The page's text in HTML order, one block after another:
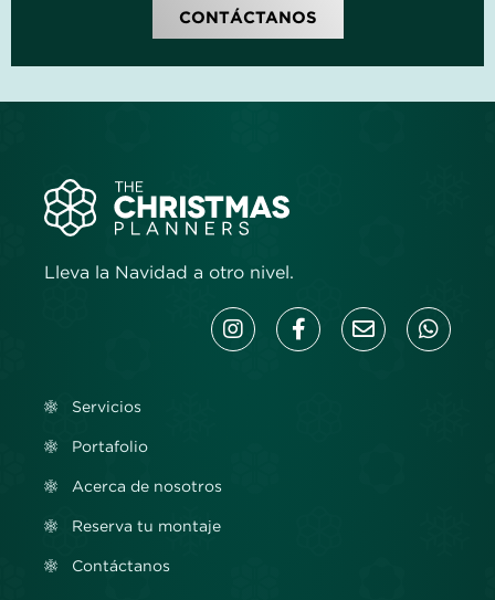
CONTÁCTANOS
Lleva la Navidad a otro nivel.
Servicios
Portafolio
Acerca de nosotros
Reserva tu montaje
Contáctanos